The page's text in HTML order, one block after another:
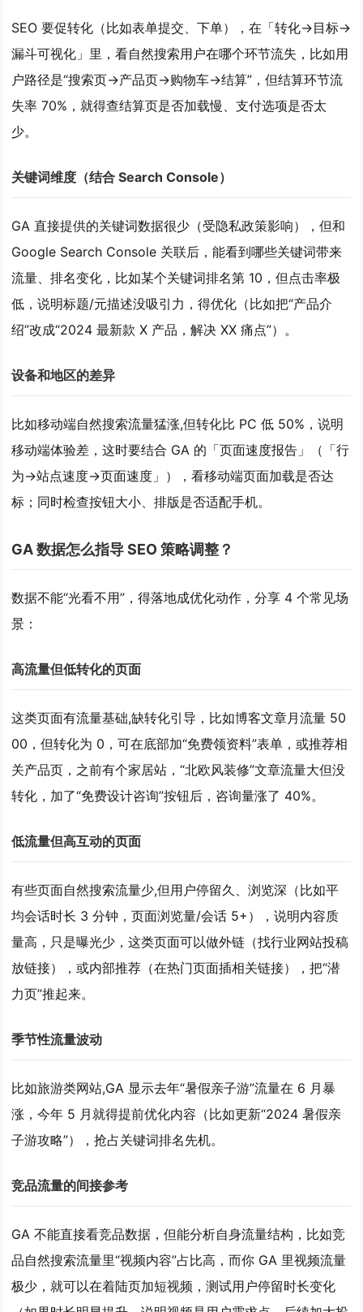
SEO 要促转化（比如表单提交、下单），在 「转化→目标→
漏斗可视化」 里，看自然搜索用户在哪个环节流失，比如用
户路径是“搜索页→产品页→购物车→结算”，但结算环节流
失率 70%，就得查结算页是否加载慢、支付选项是否太
少。
关键词维度（结合 Search Console）
GA 直接提供的关键词数据很少（受隐私政策影响），但和
Google Search Console 关联后 ，能看到哪些关键词带来
流量、排名变化，比如某个关键词排名第 10，但点击率极
低，说明标题/元描述没吸引力，得优化（比如把“产品介
绍”改成“2024 最新款 X 产品，解决 XX 痛点”）。
设备和地区的差异
比如移动端自然搜索流量猛涨,但转化比 PC 低 50%，说明
移动端体验差，这时要结合 GA 的 「页面速度报告」
（「行
为→站点速度→页面速度」），看移动端页面加载是否达
标；同时检查按钮大小、排版是否适配手机。
GA 数据怎么指导 SEO 策略调整？
数据不能“光看不用”，得落地成优化动作，分享 4 个常见场
景：
高流量但低转化的页面
这类页面有流量基础,缺转化引导，比如博客文章月流量 50
00，但转化为 0，可在底部加“免费领资料”表单，或推荐相
关产品页，之前有个家居站，“北欧风装修”文章流量大但没
转化，加了“免费设计咨询”按钮后，咨询量涨了 40%。
低流量但高互动的页面
有些页面自然搜索流量少,但用户停留久、浏览深（比如平
均会话时长 3 分钟，页面浏览量/会话 5+），说明内容质
量高，只是曝光少，这类页面可以做外链 （找行业网站投稿
放链接），或内部推荐 （在热门页面插相关链接），把“潜
力页”推起来。
季节性流量波动
比如旅游类网站,GA 显示去年“暑假亲子游”流量在 6 月暴
涨，今年 5 月就得提前优化内容（比如更新“2024 暑假亲
子游攻略”），抢占关键词排名先机。
竞品流量的间接参考
GA 不能直接看竞品数据，但能分析自身流量结构，比如竞
品自然搜索流量里“视频内容”占比高，而你 GA 里视频流量
极少，就可以在着陆页加短视频，测试用户停留时长变化